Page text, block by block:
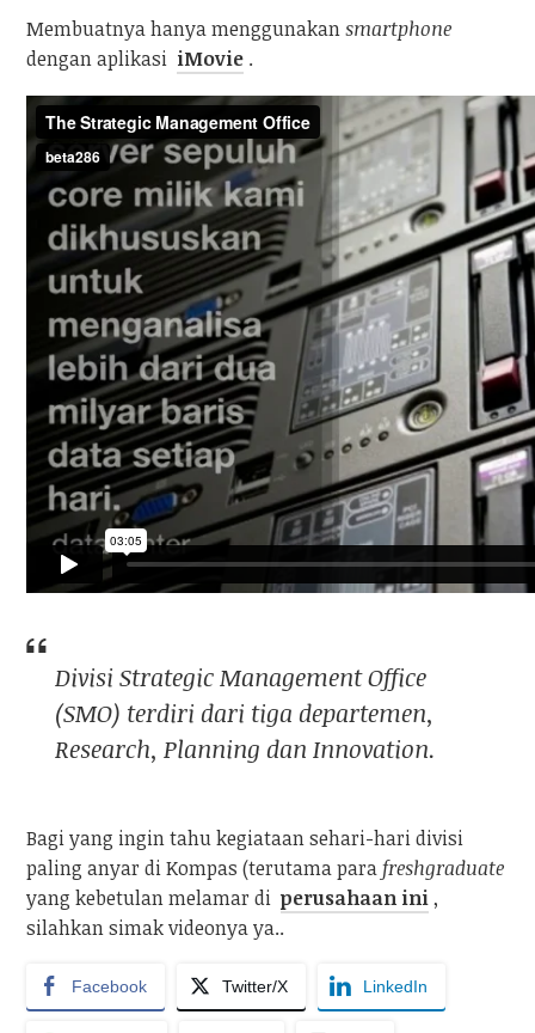
Membuatnya hanya menggunakansmartphone
dengan aplikasi iMovie .
Divisi Strategic Management Office
(SMO) terdiri dari tiga departemen,
Research,Planning danInnovation.
Bagi yang ingin tahu kegiataan sehari-hari divisi
paling anyar di Kompas (terutama parafreshgraduate
yang kebetulan melamar di perusahaan ini ,
silahkan simak videonya ya..
Facebook Twitter/X LinkedIn